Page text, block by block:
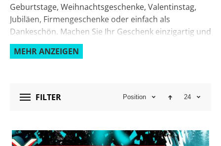
Geburtstage, Weihnachtsgeschenke, Valentinstag,
Jubiläen, Firmengeschenke oder einfach als
Dankeschön. Machen Sie Ihr Geschenk einzigartig und
passen Sie es an die Wünsche des Beschenkten an –
lassen Sie ihnselbst sein Erlebnis wählen
Wertgutschein ist 3 Jahre gültig
, sodass der
besten passt. Zudem bieten wir eine
Personalisierungsoption, mit der Sie eine persönliche
MEHR ANZEIGEN
FILTER Position 24